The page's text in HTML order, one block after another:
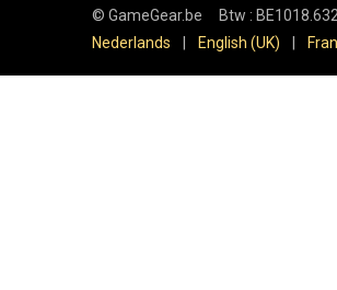
© GameGear.be Btw :
Nederlands
English (UK)